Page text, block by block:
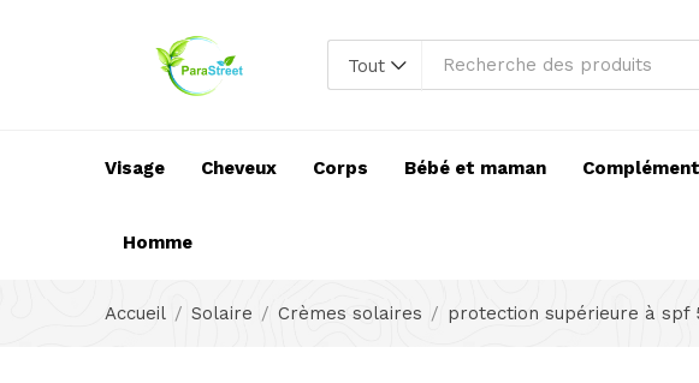
Tout
Visage Cheveux Corps Bébé et maman
Homme
Accueil Solaire Crèmes solaires protection supérieure à spf